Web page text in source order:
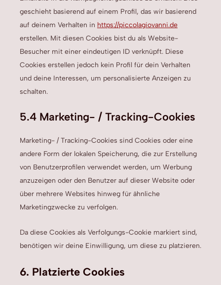
geschieht basierend auf einem Profil, das wir basierend
auf deinem Verhalten in https://piccolagiovanni.de
erstellen. Mit diesen Cookies bist du als Website-
Besucher mit einer eindeutigen ID verknüpft. Diese
Cookies erstellen jedoch kein Profil für dein Verhalten
und deine Interessen, um personalisierte Anzeigen zu
schalten.
5.4 Marketing- / Tracking-Cookies
Marketing- / Tracking-Cookies sind Cookies oder eine
andere Form der lokalen Speicherung, die zur Erstellung
von Benutzerprofilen verwendet werden, um Werbung
anzuzeigen oder den Benutzer auf dieser Website oder
über mehrere Websites hinweg für ähnliche
Marketingzwecke zu verfolgen.
Da diese Cookies als Verfolgungs-Cookie markiert sind,
benötigen wir deine Einwilligung, um diese zu platzieren.
6. Platzierte Cookies